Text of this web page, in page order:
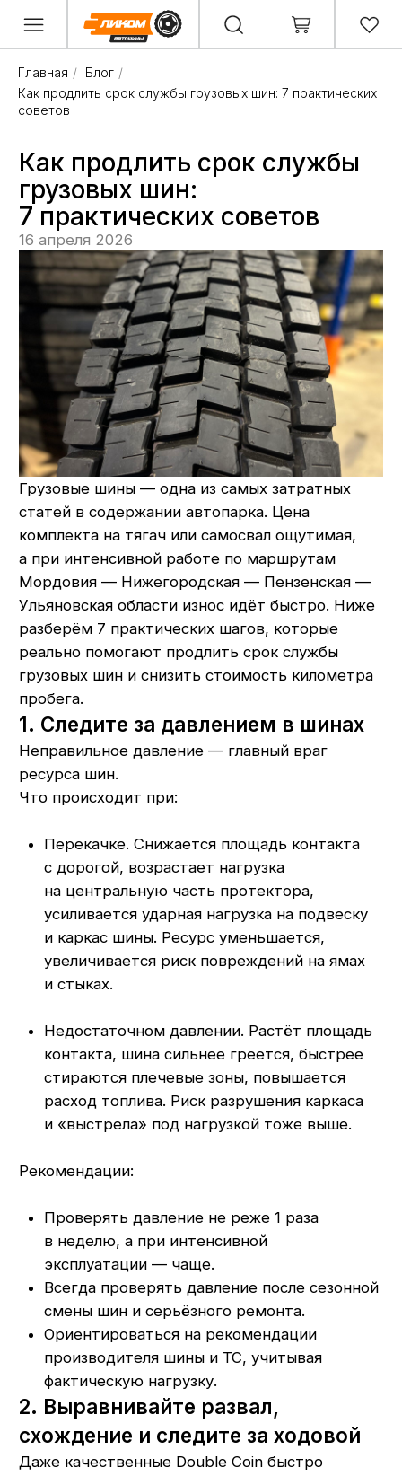
Главная / Блог /
Как продлить срок службы грузовых шин: 7 практических
советов
Как продлить срок службы
7 практических советов
16 апреля 2026
Грузовые шины — одна из самых затратных
статей в содержании автопарка. Цена
комплекта на тягач или самосвал ощутимая,
а при интенсивной работе по маршрутам
Мордовия — Нижегородская — Пензенская —
Ульяновская области износ идёт быстро. Ниже
разберём 7 практических шагов, которые
реально помогают продлить срок службы
грузовых шин и снизить стоимость километра
пробега.
1. Следите за давлением в шинах
Неправильное давление — главный враг
ресурса шин.
Что происходит при:
Перекачке. Снижается площадь контакта
на центральную часть протектора,
усиливается ударная нагрузка на подвеску
и каркас шины. Ресурс уменьшается,
увеличивается риск повреждений на ямах
и стыках.
Недостаточном давлении. Растёт площадь
контакта, шина сильнее греется, быстрее
стираются плечевые зоны, повышается
расход топлива. Риск разрушения каркаса
и «выстрела» под нагрузкой тоже выше.
Рекомендации:
Проверять давление не реже 1 раза
в неделю, а при интенсивной
эксплуатации — чаще.
Всегда проверять давление после сезонной
смены шин и серьёзного ремонта.
производителя шины и ТС, учитывая
фактическую нагрузку.
схождение и следите за ходовой
«съедаются», если у грузовика проблемы
с геометрией и подвеской.
Признаки, что пора на диагностику:
«зубчатость» или «лесенка» на рулевых
автомобиль тянет в сторону, руль стоит
неровно.
Что делать:
Регулярно (минимум раз в сезон) проходить
диагностику ходовой и регулировку углов
установки колёс.
После серьёзных ударов (попадание в яму,
авария) не откладывать проверку.
Контролировать состояние амортизаторов,
всё это влияет на износ шин
3. Используйте шины
по назначению осей
Ставить одинаковые шины на все оси — частая